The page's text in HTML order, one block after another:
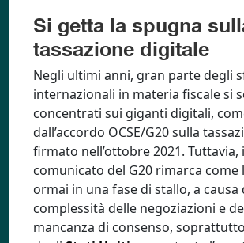
Si getta la spugna
tassazione digitale
Negli ultimi anni, gran parte degli
internazionali in materia fiscale si
concentrati sui giganti digitali,
dall’accordo OCSE/G20 sulla
firmato nell’ottobre 2021. Tuttavia,
comunicato del G20 rimarca come
ormai in una fase di stallo, a causa
complessità delle negoziazioni e
mancanza di consenso,